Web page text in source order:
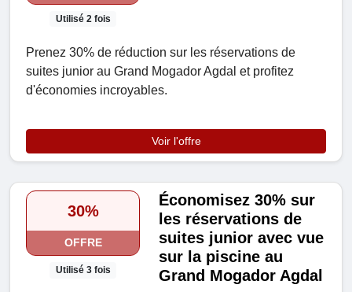
Utilisé 2 fois
Prenez 30% de réduction sur les réservations de
suites junior au Grand Mogador Agdal et profitez
d'économies incroyables.
Voir l'offre
30%
OFFRE
Utilisé 3 fois
Économisez 30% sur
les réservations de
suites junior avec vue
sur la piscine au
Grand Mogador Agdal